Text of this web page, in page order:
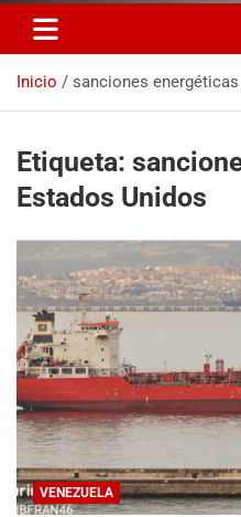
Inicio sanciones
Etiqueta:
Estados Unidos
VENEZUELA